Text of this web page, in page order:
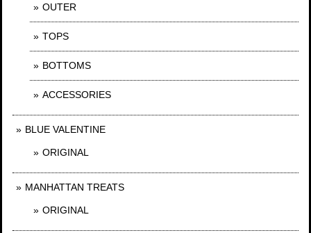
OUTER
TOPS
BOTTOMS
ACCESSORIES
BLUE VALENTINE
ORIGINAL
MANHATTAN TREATS
ORIGINAL